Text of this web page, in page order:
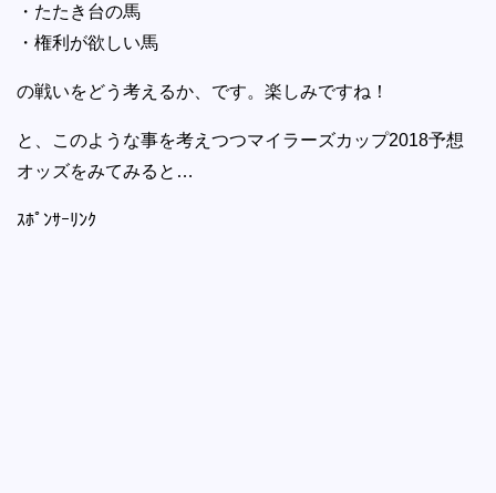
・たたき台の馬
・権利が欲しい馬
の戦いをどう考えるか、です。楽しみですね！
と、このような事を考えつつマイラーズカップ2018予想
オッズをみてみると…
ｽﾎﾟﾝｻｰﾘﾝｸ